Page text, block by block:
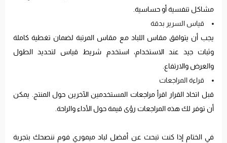
مشاكل تنفسية أو حساسية.
قياس السرير بدقة
يجب أن يتوافق مقاس اللباد مع مقاس المرتبة لضمان تغطية كاملة
وثبات جيد عند الاستخدام، استخدم شريط قياس لتحديد الطول
والعرض والارتفاع.
قراءة المراجعات
قبل اتخاذ القرار اقرأ مراجعات المستخدمين الآخرين حول المنتج. يمكن
أن توفر لك هذه المراجعات رؤى قيمة حول الأداء والراحة.
في الختام إذا كنت تبحث عن أفضل لباد ميموري فوم ننصحك بتجربة